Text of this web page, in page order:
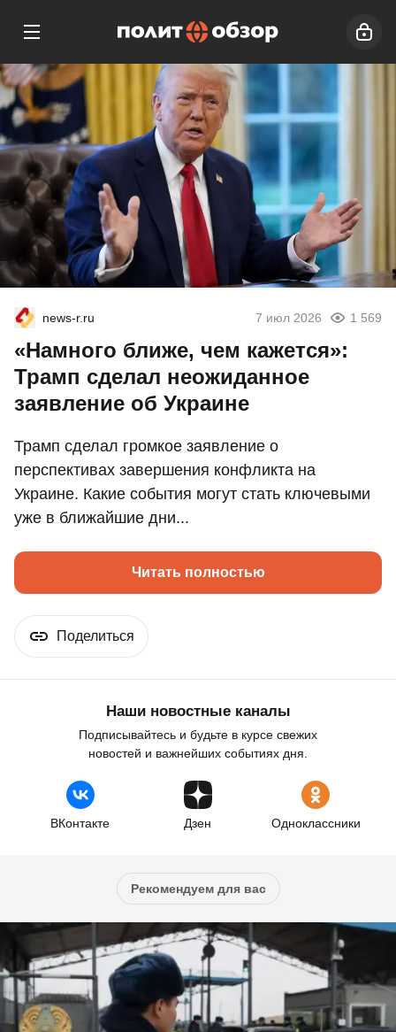
news-r.ru 7 июл 2026 1 569
«Намного ближе, чем кажется»:
Трамп сделал неожиданное
заявление об Украине
Трамп сделал громкое заявление о
перспективах завершения конфликта на
Украине. Какие события могут стать ключевыми
уже в ближайшие дни...
Читать полностью
Поделиться
Наши новостные каналы
Подписывайтесь и будьте в курсе свежих
новостей и важнейших событиях дня.
ВКонтакте Дзен Одноклассники
Рекомендуем для вас